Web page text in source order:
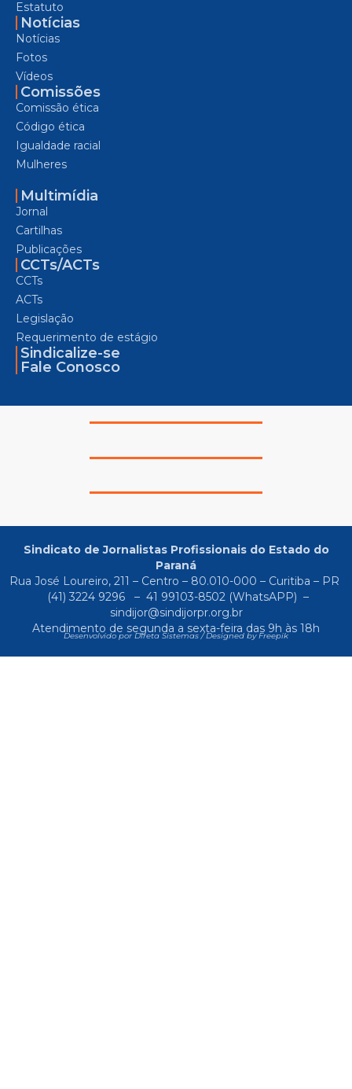
Estatuto
Notícias
Notícias
Fotos
Vídeos
Comissões
Comissão ética
Código ética
Igualdade racial
Mulheres
Multimídia
Jornal
Cartilhas
Publicações
CCTs/ACTs
CCTs
ACTs
Legislação
Requerimento de estágio
Sindicalize-se
Fale Conosco
Sindicato de Jornalistas Profissionais do Estado do
Paraná
Rua José Loureiro, 211 – Centro – 80.010-000 – Curitiba – PR
(41) 3224 9296
– 41 99103-8502(WhatsAPP) –
sindijor@sindijorpr.org.br
Atendimento de segunda a sexta-feira das 9h às 18h
Desenvolvido por Direta Sistemas /Designed by Freepik